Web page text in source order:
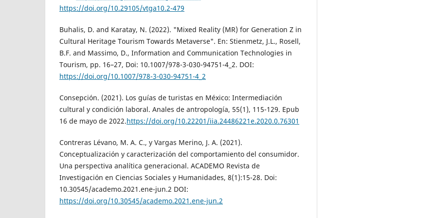
https://doi.org/10.29105/vtga10.2-479
Buhalis, D. and Karatay, N. (2022). "Mixed Reality (MR) for Generation Z in
Cultural Heritage Tourism Towards Metaverse". En: Stienmetz, J.L., Rosell,
B.F. and Massimo, D., Information and Communication Technologies in
Tourism, pp. 16–27, Doi: 10.1007/978-3-030-94751-4_2. DOI:
https://doi.org/10.1007/978-3-030-94751-4_2
Consepción. (2021). Los guías de turistas en México: Intermediación
cultural y condición laboral. Anales de antropología, 55(1), 115-129. Epub
16 de mayo de 2022.https://doi.org/10.22201/iia.24486221e.2020.0.76301
Contreras Lévano, M. A. C., y Vargas Merino, J. A. (2021).
Conceptualización y caracterización del comportamiento del consumidor.
Una perspectiva analítica generacional. ACADEMO Revista de
Investigación en Ciencias Sociales y Humanidades, 8(1):15-28. Doi:
10.30545/academo.2021.ene-jun.2 DOI:
https://doi.org/10.30545/academo.2021.ene-jun.2